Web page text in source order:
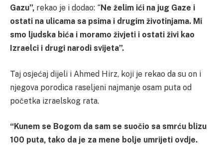
Gazu”, rekao je i dodao: “Ne želim ići na jug Gaze i
ostati na ulicama sa psima i drugim životinjama. Mi
smo ljudska bića i moramo živjeti i ostati živi kao
Izraelci i drugi narodi svijeta”.
Taj osjećaj dijeli i Ahmed Hirz, koji je rekao da su on i
njegova porodica raseljeni najmanje osam puta od
početka izraelskog rata.
“Kunem se Bogom da sam se suočio sa smrću blizu
100 puta, tako da je za mene bolje umrijeti ovdje.